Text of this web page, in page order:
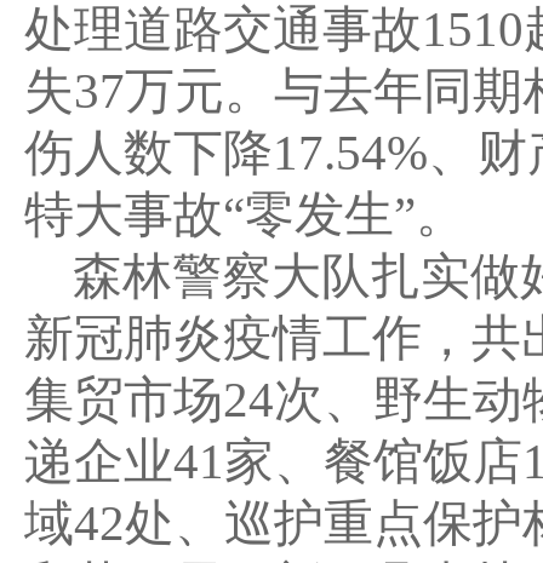
处理道路交通事故
失37万元。与去年同
伤人数下降17.54%、
特大事故“零发生”。
森林警察大队扎实做
新冠肺炎疫情工作，共
集贸市场24次、野生
递企业41家、餐馆饭
域42处、巡护重点保